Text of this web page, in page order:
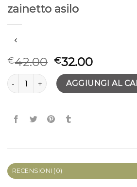
zainetto asilo
€42.00 €32.00
zainetto asilo quantitàAGGIUNGI AL
RECENSIONI (0)